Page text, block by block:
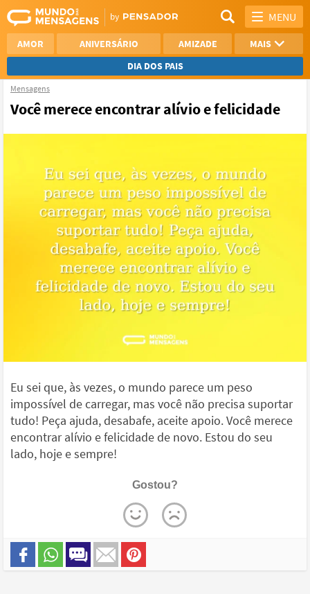
MENU
AMOR ANIVERSÁRIO AMIZADE
MAIS
DIA DOS PAIS
AGRADECIMENTO
Mensagens
Você merece encontrar alívio e felicidade
Eu sei que, às vezes, o mundo parece um peso
impossível de carregar, mas você não precisa suportar
tudo! Peça ajuda, desabafe, aceite apoio. Você merece
encontrar alívio e felicidade de novo. Estou do seu
lado, hoje e sempre!
Gostou?